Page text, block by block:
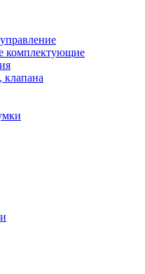
комплектующие